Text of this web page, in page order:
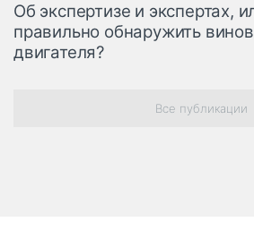
Об экспертизе и экспертах,
правильно обнаружить
двигателя?
Все публикации